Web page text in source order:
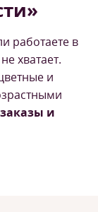
работаете в
хватает.
и
и